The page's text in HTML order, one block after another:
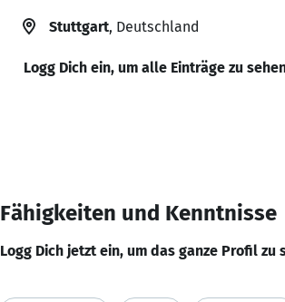
Stuttgart, Deutschland
Logg Dich ein, um alle Einträge zu
Fähigkeiten und Kenntnisse
Logg Dich jetzt ein, um das ganze Profil zu